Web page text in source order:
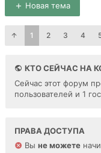
Новая тема
1 2 3 4
КТО СЕЙЧАС НА
Сейчас этот форум
пользователей и 1
ПРАВА ДОСТУПА
Вы не можете